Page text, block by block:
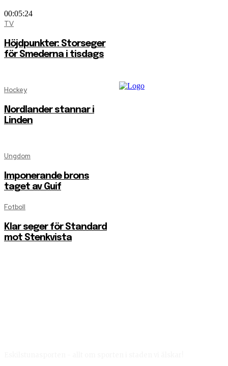
00:05:24
TV
Höjdpunkter: Storseger
för Smederna i tisdags
Hockey
Nordlander stannar i
Linden
Ungdom
Imponerande brons
taget av Guif
Fotboll
Klar seger för Standard
mot Stenkvista